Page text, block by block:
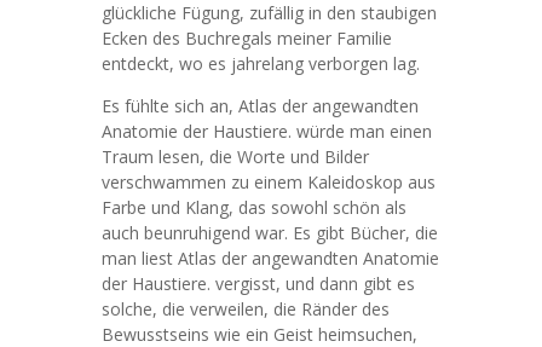
glückliche Fügung, zufällig in den staubigen
Ecken des Buchregals meiner Familie
entdeckt, wo es jahrelang verborgen lag.
Es fühlte sich an, Atlas der angewandten
Anatomie der Haustiere. würde man einen
Traum lesen, die Worte und Bilder
verschwammen zu einem Kaleidoskop aus
Farbe und Klang, das sowohl schön als
auch beunruhigend war. Es gibt Bücher, die
man liest Atlas der angewandten Anatomie
der Haustiere. vergisst, und dann gibt es
solche, die verweilen, die Ränder des
Bewusstseins wie ein Geist heimsuchen,